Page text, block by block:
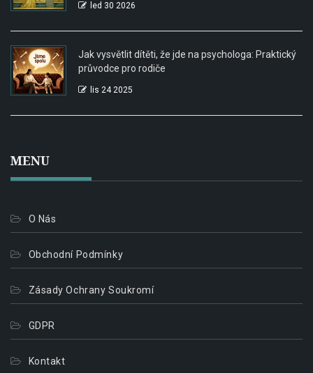
led 30 2026
Jak vysvětlit dítěti, že jde na psychologa: Praktický
průvodce pro rodiče
lis 24 2025
MENU
O Nás
Obchodní Podmínky
Zásady Ochrany Soukromí
GDPR
Kontakt